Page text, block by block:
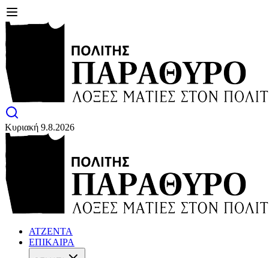
Κυριακή 9.8.2026
ΑΤΖΕΝΤΑ
ΕΠΙΚΑΙΡΑ